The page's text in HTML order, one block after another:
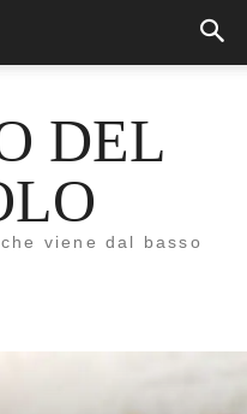
DEL
viene dal basso